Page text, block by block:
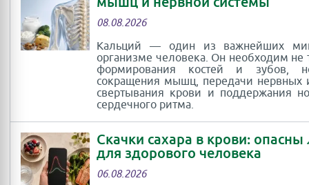
08.08.2026
Кальций — один из важнейших
организме человека. Он необходим не
формирования костей и зубов,
сокращения мышц, передачи нервных
свертывания крови и поддержания
сердечного ритма.
Скачки сахара в крови: опасны
для здорового человека
06.08.2026